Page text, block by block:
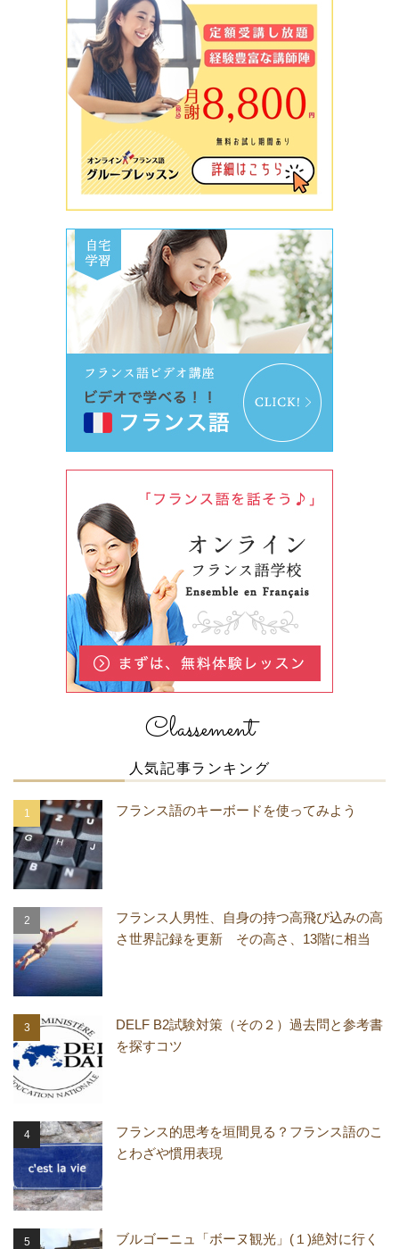
Classement
人気記事ランキング
フランス語のキーボードを使ってみよう
フランス人男性、自身の持つ高飛び込みの高
さ世界記録を更新 その高さ、13階に相当
DELF B2試験対策（その２）過去問と参考書
を探すコツ
フランス的思考を垣間見る？フランス語のこ
とわざや慣用表現
ブルゴーニュ「ボーヌ観光」(１)絶対に行く